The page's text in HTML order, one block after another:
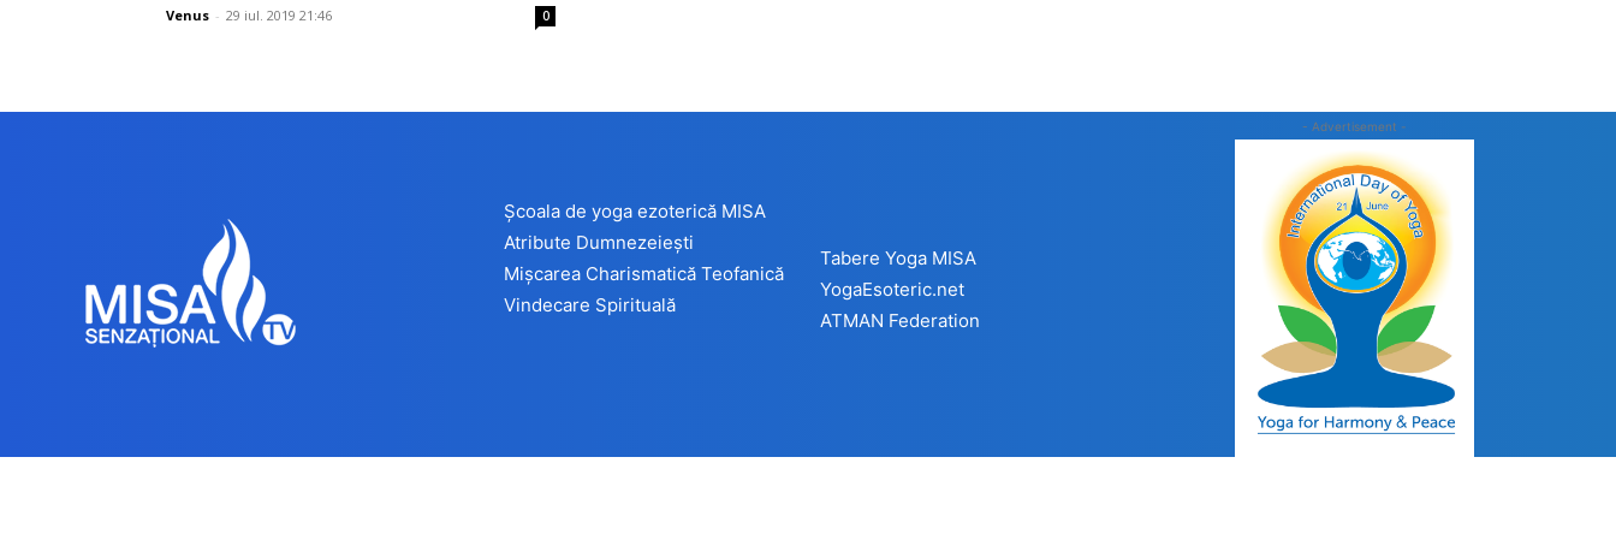
Venus - 29 iul. 2019 21:46 0
Școala de yoga ezoterică MISA
Atribute Dumnezeiești
Mișcarea Charismatică Teofanică
Vindecare Spirituală
Tabere Yoga MISA
YogaEsoteric.net
ATMAN Federation
- Advertisement -